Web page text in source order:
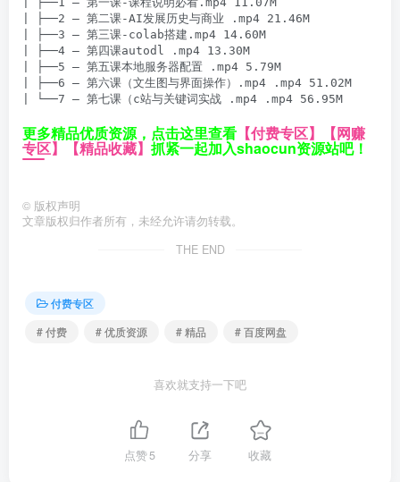
| ├──2 – 第二课-AI发展历史与商业 .mp4 21.46M
| ├──3 – 第三课-colab搭建.mp4 14.60M
| ├──4 – 第四课autodl .mp4 13.30M
| ├──5 – 第五课本地服务器配置 .mp4 5.79M
| ├──6 – 第六课（文生图与界面操作）.mp4 .mp4 51.02M
更多精品优质资源，点击这里查看 【付费专区】 【网赚
专区】 【精品收藏】 抓紧一起加入shaocun资源站吧！
© 版权声明
文章版权归作者所有，未经允许请勿转载。
THE END
付费专区
# 付费
# 优质资源 # 精品 # 百度网盘
喜欢就支持一下吧
点赞5 分享 收藏